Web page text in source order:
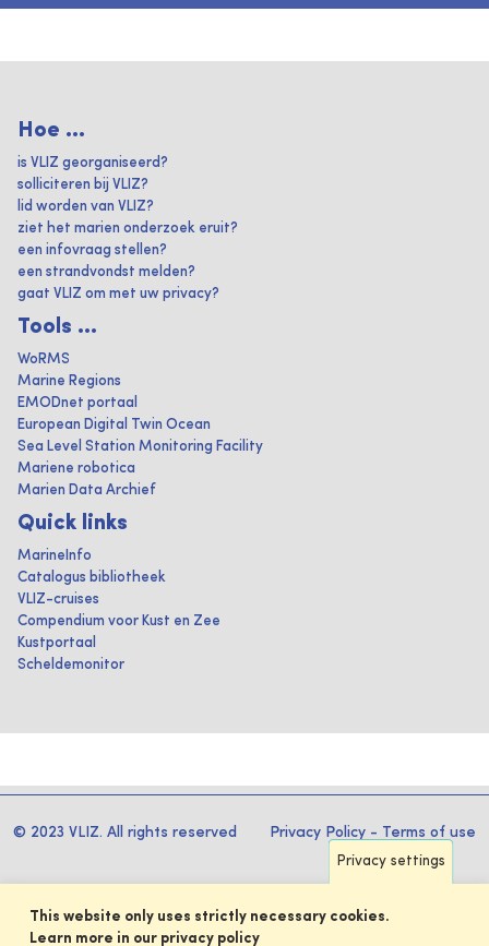
Hoe ...
is VLIZ georganiseerd?
solliciteren bij VLIZ?
lid worden van VLIZ?
ziet het marien onderzoek eruit?
een infovraag stellen?
een strandvondst melden?
gaat VLIZ om met uw privacy?
Tools ...
WoRMS
Marine Regions
EMODnet portaal
European Digital Twin Ocean
Sea Level Station Monitoring Facility
Mariene robotica
Marien Data Archief
Quick links
MarineInfo
Catalogus bibliotheek
VLIZ-cruises
Compendium voor Kust en Zee
Kustportaal
Scheldemonitor
© 2023 VLIZ. All rights reserved Privacy Policy - Terms of use
Privacy settings
This website only uses strictly necessary cookies.
Learn more in our privacy policy